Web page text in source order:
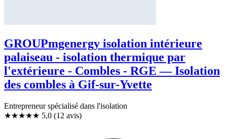
GROUPmgenergy isolation intérieure
palaiseau - isolation thermique par
l'extérieure - Combles - RGE — Isolation
des combles à Gif-sur-Yvette
Entrepreneur spécialisé dans l'isolation
★★★★★ 5,0 (12 avis)